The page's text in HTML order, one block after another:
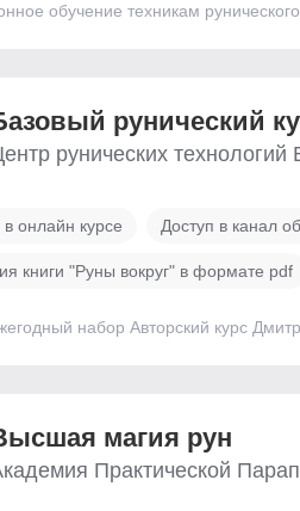
обучение техникам
рунический
рунических технологий
в онлайн курсе Доступ в канал
книги "Руны вокруг" в формате pdf
набор Авторский курс
магия рун
Практической